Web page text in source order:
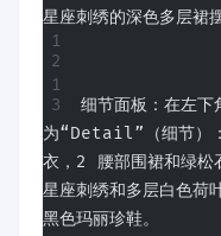
星座刺绣的深色多层裙
细节面板：在左
为“Detail”（细节）
衣，2 腰部围裙和绿松
星座刺绣和多层白色荷
黑色玛丽珍鞋。